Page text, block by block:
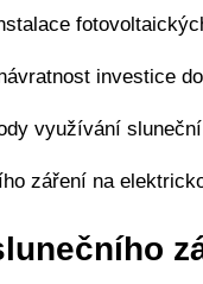
investice
využívání